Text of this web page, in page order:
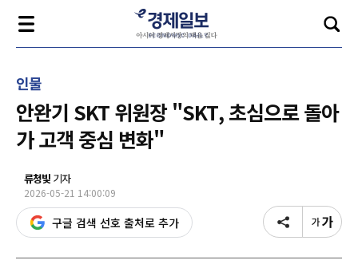
인물
안완기 SKT 위원장 "SKT, 초심으로 돌아
가 고객 중심 변화"
류청빛 기자
2026-05-21 14:00:09
구글 검색 선호 출처로 추가